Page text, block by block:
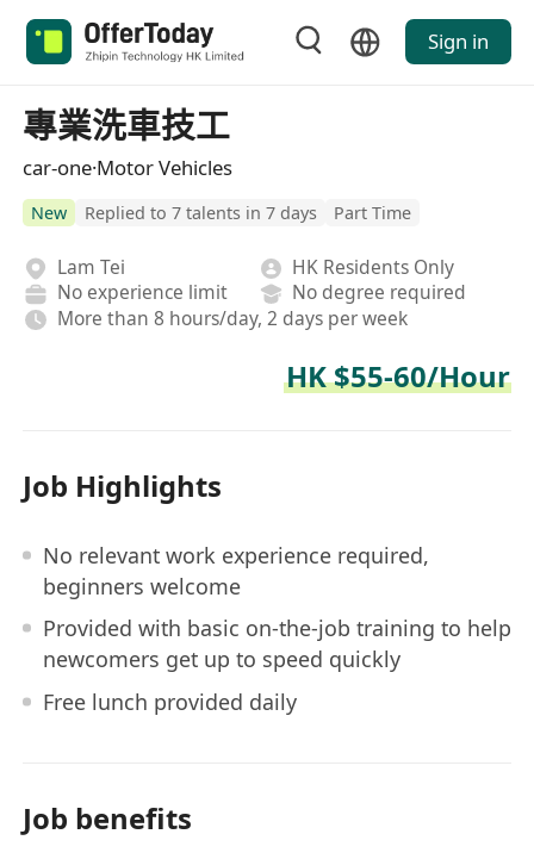
Sign in
專業洗車技工
car-one·Motor Vehicles
New Replied to 7 talents in 7 days Part Time
Lam Tei
HK Residents Only
No experience limit
No degree required
More than 8 hours/day, 2 days per week
HK $55-60/Hour
Job Highlights
No relevant work experience required,
beginners welcome
Provided with basic on-the-job training to help
newcomers get up to speed quickly
Free lunch provided daily
Job benefits